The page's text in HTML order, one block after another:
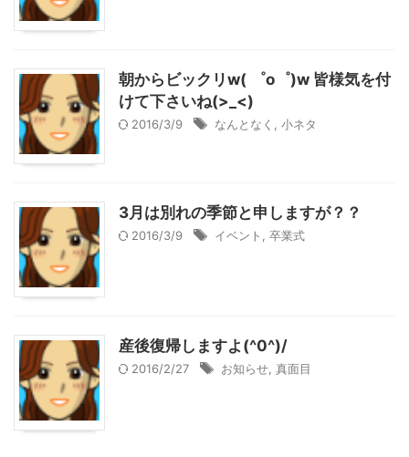
朝からビックリw( ゜o゜)w 皆様気を付
けて下さいね(>_<)
2016/3/9 なんとなく 小ネタ
3月は別れの季節と申しますが？？
2016/3/9 イベント 卒業式
産後復帰しますよ(^0^)/
2016/2/27 お知らせ 真面目